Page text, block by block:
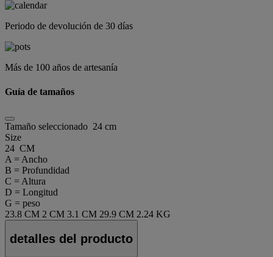
Periodo de devolución de 30 días
Más de 100 años de artesanía
Guía de tamaños
Tamaño seleccionado 24 cm
Size
24 CM
A = Ancho
B = Profundidad
C = Altura
D = Longitud
G = peso
23.8 CM 2 CM 3.1 CM 29.9 CM 2.24 KG
detalles del producto